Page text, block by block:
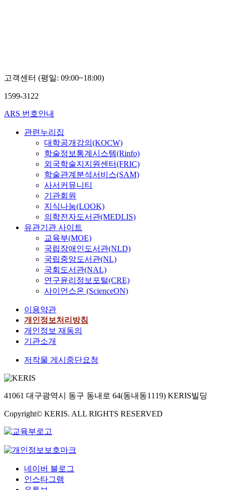
고객센터 (평일: 09:00~18:00)
1599-3122
ARS 번호안내
관련누리집
대학공개강의(KOCW)
학술정보통계시스템(Rinfo)
외국학술지지원센터(FRIC)
학술관계분석서비스(SAM)
사서커뮤니티
기관회원
지식나눔(LOOK)
의학전자도서관(MEDLIS)
유관기관 사이트
교육부(MOE)
국립장애인도서관(NLD)
국립중앙도서관(NL)
국회도서관(NAL)
연구윤리정보포털(CRE)
사이언스온 (ScienceON)
이용약관
개인정보처리방침
개인정보 재동의
기관소개
저작물 게시중단요청
41061 대구광역시 동구 동내로 64(동내동1119) KERIS빌딩
Copyright© KERIS. ALL RIGHTS RESERVED
네이버 블로그
인스타그램